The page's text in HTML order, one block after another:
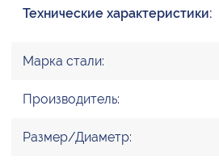
Технические характеристики:
Марка стали:
Производитель:
Размер/Диаметр: